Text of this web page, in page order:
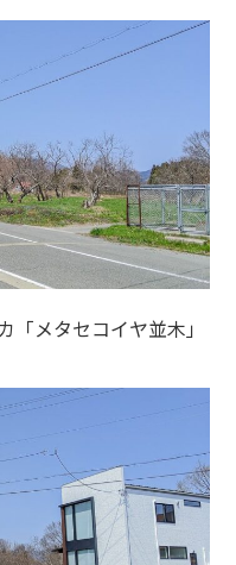
「メタセコイヤ並木」